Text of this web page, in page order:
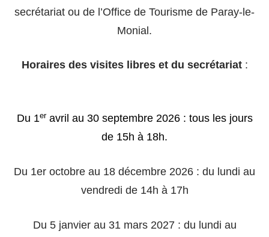
secrétariat ou de l’Office de Tourisme de Paray-le-
Monial.
Horaires des visites libres et du secrétariat :
Du 1eravril au 30 septembre 2026 : tous les jours
de 15h à 18h.
Du 1er octobre au 18 décembre 2026 : du lundi au
vendredi de 14h à 17h
Du 5 janvier au 31 mars 2027 : du lundi au